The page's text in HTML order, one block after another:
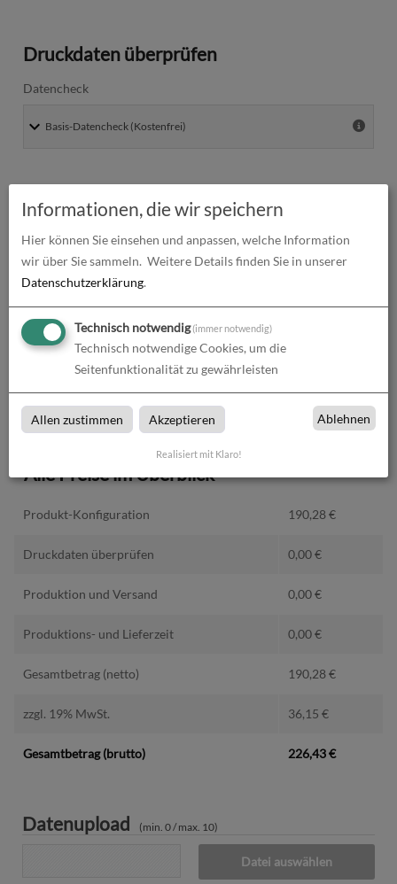
Druckdaten überprüfen
Datencheck
Produktion und Versand
Lieferzeit
Absenderadresse
Alle Preise im Überblick
Produkt-Konfiguration 190,28€
Druckdaten überprüfen 0,00€
Produktion und Versand 0,00€
Produktions- und Lieferzeit 0,00€
Gesamtbetrag (netto) 190,28€
zzgl. 19% MwSt. 36,15 €
Gesamtbetrag (brutto) 226,43€
Datenupload (min. 0 / max. 10)
Datei auswählen
Informationen, die wir speichern
Hier können Sie einsehen und anpassen, welche Information
wir über Sie sammeln. Weitere Details finden Sie in unserer
Datenschutzerklärung.
Technisch notwendig(immer notwendig)
Technisch notwendige Cookies, um die
Seitenfunktionalität zu gewährleisten
Allen zustimmen Akzeptieren Ablehnen
Realisiert mit Klaro!